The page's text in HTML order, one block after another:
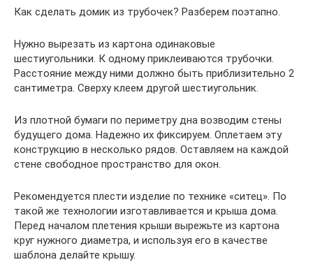
Как сделать домик из трубочек? Разберем поэтапно.
Нужно вырезать из картона одинаковые
шестиугольники. К одному приклеиваются трубочки.
Расстояние между ними должно быть приблизительно 2
сантиметра. Сверху клеем другой шестиугольник.
Из плотной бумаги по периметру дна возводим стены
будущего дома. Надежно их фиксируем. Оплетаем эту
конструкцию в несколько рядов. Оставляем на каждой
стене свободное пространство для окон.
Рекомендуется плести изделие по технике «ситец». По
такой же технологии изготавливается и крыша дома.
Перед началом плетения крыши вырежьте из картона
круг нужного диаметра, и используя его в качестве
шаблона делайте крышу.